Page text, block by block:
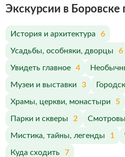
Экскурсии в Боровске
История и архитектура 6
Усадьбы, особняки, дворцы 6
Увидеть главное 4
Музеи и выставки 3
Храмы, церкви, монастыри 5
Парки и скверы 2
Мистика, тайны, легенды 1
Куда сходить 7